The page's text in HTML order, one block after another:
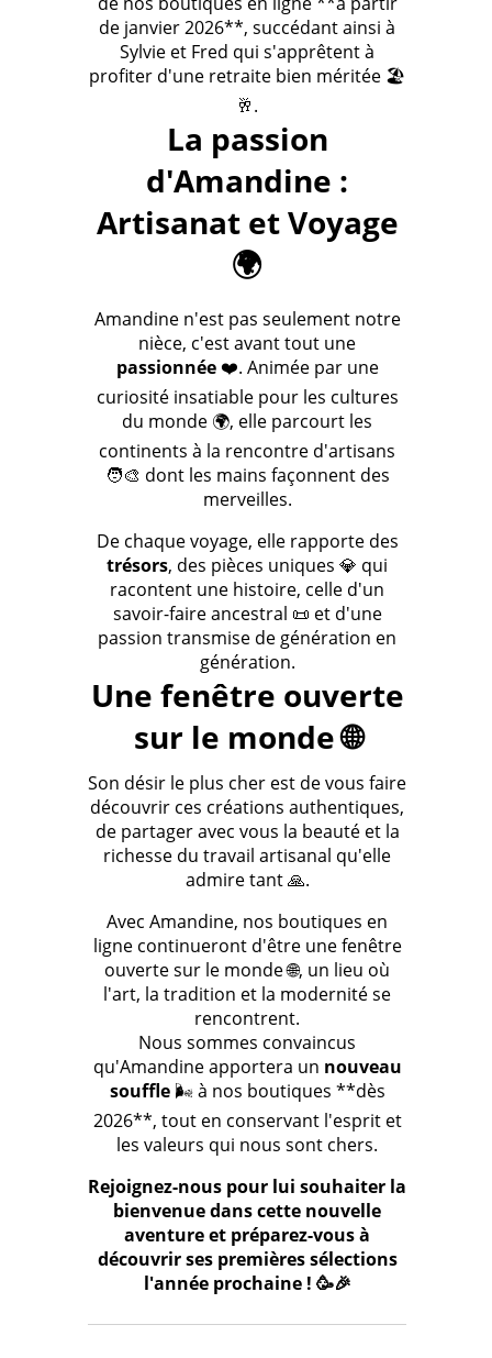
de janvier 2026**, succédant ainsi à
Sylvie et Fred qui s'apprêtent à
profiter d'une retraite bien méritée 🏖️
🥂.
La passion
d'Amandine :
Artisanat et Voyage
🌍
Amandine n'est pas seulement notre
nièce, c'est avant tout une
passionnée❤️. Animée par une
curiosité insatiable pour les cultures
du monde 🌍, elle parcourt les
continents à la rencontre d'artisans
🧑‍🎨 dont les mains façonnent des
merveilles.
De chaque voyage, elle rapporte des
trésors, des pièces uniques 💎 qui
racontent une histoire, celle d'un
savoir-faire ancestral 📜 et d'une
passion transmise de génération en
génération.
Une fenêtre ouverte
sur le monde 🌐
Son désir le plus cher est de vous faire
découvrir ces créations authentiques,
de partager avec vous la beauté et la
richesse du travail artisanal qu'elle
admire tant 🙏.
Avec Amandine, nos boutiques en
ligne continueront d'être une fenêtre
ouverte sur le monde 🌐, un lieu où
l'art, la tradition et la modernité se
rencontrent.
Nous sommes convaincus
qu'Amandine apportera un nouveau
souffle🌬️ à nos boutiques **dès
2026**, tout en conservant l'esprit et
les valeurs qui nous sont chers.
Rejoignez-nous pour lui souhaiter la
bienvenue dans cette nouvelle
aventure et préparez-vous à
découvrir ses premières sélections
l'année prochaine ! 🥳🎉